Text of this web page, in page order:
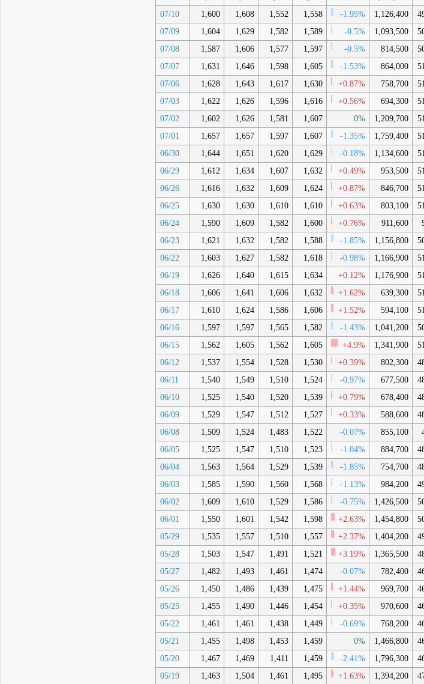
07/10
1,600 1,608 1,552 1,558 -1.95% 1,126,400
07/09
1,604 1,629 1,582 1,589 -0.5% 1,093,500
07/08
1,587 1,606 1,577 1,597 -0.5% 814,500
07/07
1,631 1,646 1,598 1,605 -1.53% 864,000
07/06
1,628 1,643 1,617 1,630 +0.87% 758,700
07/03
1,622 1,626 1,596 1,616 +0.56% 694,300
07/02
1,602 1,626 1,581 1,607 0% 1,209,700
07/01
1,657 1,657 1,597 1,607 -1.35% 1,759,400
06/30
1,644 1,651 1,620 1,629 -0.18% 1,134,600
06/29
1,612 1,634 1,607 1,632 +0.49% 953,500
06/26
1,616 1,632 1,609 1,624 +0.87% 846,700
06/25
1,630 1,630 1,610 1,610 +0.63% 803,100
06/24
1,590 1,609 1,582 1,600 +0.76% 911,600
06/23
1,621 1,632 1,582 1,588 -1.85% 1,156,800
06/22
1,603 1,627 1,582 1,618 -0.98% 1,166,900
06/19
1,626 1,640 1,615 1,634 +0.12% 1,176,900
06/18
1,606 1,641 1,606 1,632 +1.62% 639,300
06/17
1,610 1,624 1,586 1,606 +1.52% 594,100
06/16
1,597 1,597 1,565 1,582 -1.43% 1,041,200
06/15
1,562 1,605 1,562 1,605 +4.9% 1,341,900
06/12
1,537 1,554 1,528 1,530 +0.39% 802,300
06/11
1,540 1,549 1,510 1,524 -0.97% 677,500
06/10
1,525 1,540 1,520 1,539 +0.79% 678,400
06/09
1,529 1,547 1,512 1,527 +0.33% 588,600
06/08
1,509 1,524 1,483 1,522 -0.07% 855,100
06/05
1,525 1,547 1,510 1,523 -1.04% 884,700
06/04
1,563 1,564 1,529 1,539 -1.85% 754,700
06/03
1,585 1,590 1,560 1,568 -1.13% 984,200
06/02
1,609 1,610 1,529 1,586 -0.75% 1,426,500
06/01
1,550 1,601 1,542 1,598 +2.63% 1,454,800
05/29
1,535 1,557 1,510 1,557 +2.37% 1,404,200
05/28
1,503 1,547 1,491 1,521 +3.19% 1,365,500
05/27
1,482 1,493 1,461 1,474 -0.07% 782,400
05/26
1,450 1,486 1,439 1,475 +1.44% 969,700
05/25
1,455 1,490 1,446 1,454 +0.35% 970,600
05/22
1,461 1,461 1,438 1,449 -0.69% 768,200
05/21
1,455 1,498 1,453 1,459 0% 1,466,800
05/20
1,467 1,469 1,411 1,459 -2.41% 1,796,300
05/19
1,463 1,504 1,461 1,495 +1.63% 1,394,200